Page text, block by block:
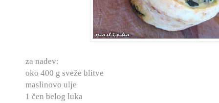
za nadev:
oko 400 g sveže blitve
maslinovo ulje
1 čen belog luka